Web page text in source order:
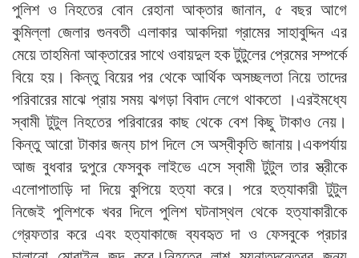
পুলিশ ও নিহতের বোন রেহানা আক্তার জানান, ৫ বছর আগে
কুমিল্লা জেলার গুনবতী এলাকার আকদিয়া গ্রামের সাহাবুদ্দিন এর
মেয়ে তাহমিনা আক্তারের সাথে ওবায়দুল হক টুটুলের প্রেমের সম্পর্কে
বিয়ে হয়। কিন্তু বিয়ের পর থেকে আর্থিক অসচ্ছলতা নিয়ে তাদের
পরিবারের মাঝে প্রায় সময় ঝগড়া বিবাদ লেগে থাকতো ।এরইমধ্যে
স্বামী টুটুল নিহতের পরিবারের কাছ থেকে বেশ কিছু টাকাও নেয়।
কিন্তু আরো টাকার জন্য চাপ দিলে সে অস্বীকৃতি জানায়।একপর্যায়
আজ বুধবার দুপুরে ফেসবুক লাইভে এসে স্বামী টুটুল তার স্ত্রীকে
এলোপাতাড়ি দা দিয়ে কুপিয়ে হত্যা করে। পরে হত্যাকারী টুটুল
নিজেই পুলিশকে খবর দিলে পুলিশ ঘটনাস্থল থেকে হত্যাকারীকে
গ্রেফতার করে এবং হত্যাকাজে ব্যবহৃত দা ও ফেসবুকে প্রচার